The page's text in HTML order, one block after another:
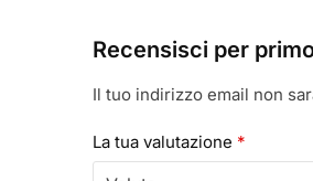
Recensisci per
Il tuo indirizzo email non
La tua valutazione *